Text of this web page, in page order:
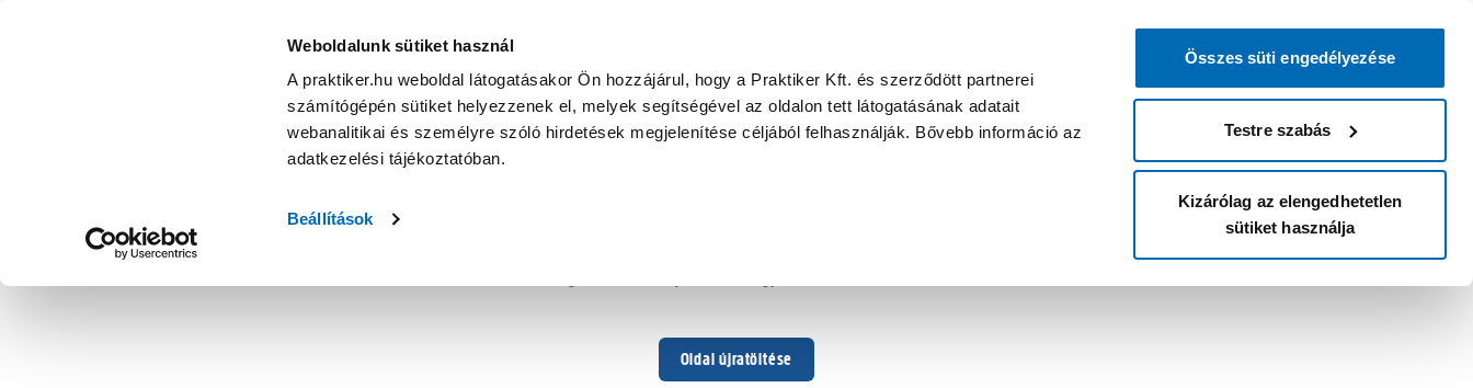
Weboldalunk sütiket használ
A praktiker.hu weboldal látogatásakor Ön hozzájárul, hogy a Praktiker Kft. és szerződött partnerei
számítógépén sütiket helyezzenek el, melyek segítségével az oldalon tett látogatásának adatait
webanalitikai és személyre szóló hirdetések megjelenítése céljából felhasználják. Bővebb információ az
adatkezelési tájékoztatóban.
Beállítások
Összes süti engedélyezése
Testre szabás
Kizárólag az elengedhetetlen
sütiket használja
Oldal újratöltése